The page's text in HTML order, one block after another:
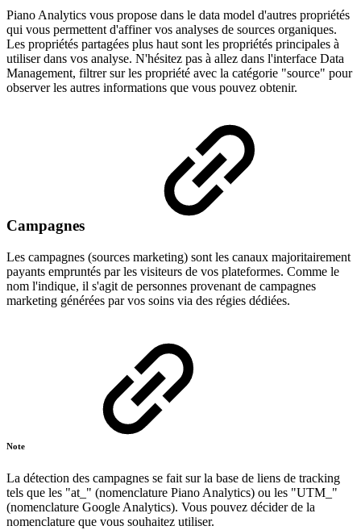
Piano Analytics vous propose dans le data model d'autres propriétés
qui vous permettent d'affiner vos analyses de sources organiques.
Les propriétés partagées plus haut sont les propriétés principales à
utiliser dans vos analyse. N'hésitez pas à allez dans l'interface Data
Management, filtrer sur les propriété avec la catégorie "source" pour
observer les autres informations que vous pouvez obtenir.
Campagnes
Les campagnes (sources marketing) sont les canaux majoritairement
payants empruntés par les visiteurs de vos plateformes. Comme le
nom l'indique, il s'agit de personnes provenant de campagnes
marketing générées par vos soins via des régies dédiées.
Note
La détection des campagnes se fait sur la base de liens de tracking
tels que les "at_" (nomenclature Piano Analytics) ou les "UTM_"
(nomenclature Google Analytics). Vous pouvez décider de la
nomenclature que vous souhaitez utiliser.